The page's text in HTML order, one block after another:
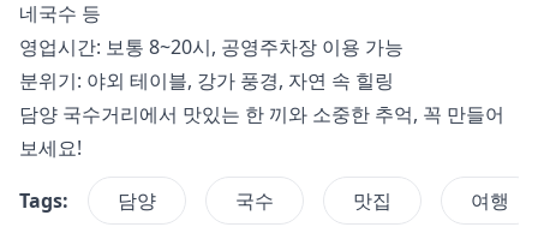
네국수 등
영업시간: 보통 8~20시, 공영주차장 이용 가능
분위기: 야외 테이블, 강가 풍경, 자연 속 힐링
담양 국수거리에서 맛있는 한 끼와 소중한 추억, 꼭 만들어
보세요!
Tags:
담양 국수 맛집 여행